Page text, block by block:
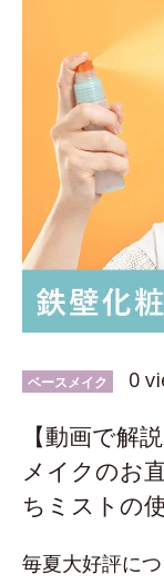
ベースメイク 0
【動画で解
メイクのお
ちミストの
毎夏大好評に